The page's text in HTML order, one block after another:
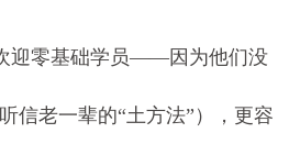
迎零基础学员——因为他们没
信老一辈的“土方法”），更容